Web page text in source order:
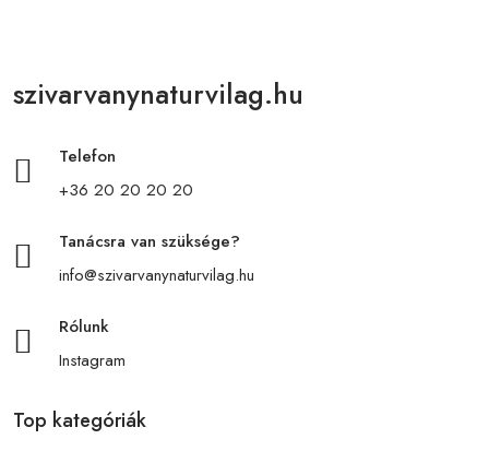
szivarvanynaturvilag.hu
Telefon
+36 20 20 20 20
Tanácsra van szüksége?
info@szivarvanynaturvilag.hu
Rólunk
Instagram
Top kategóriák